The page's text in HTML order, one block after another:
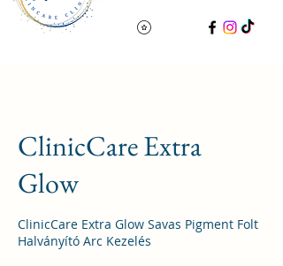
ClinicCare Extra
Glow
ClinicCare Extra Glow Savas Pigment Folt
Halványító Arc Kezelés